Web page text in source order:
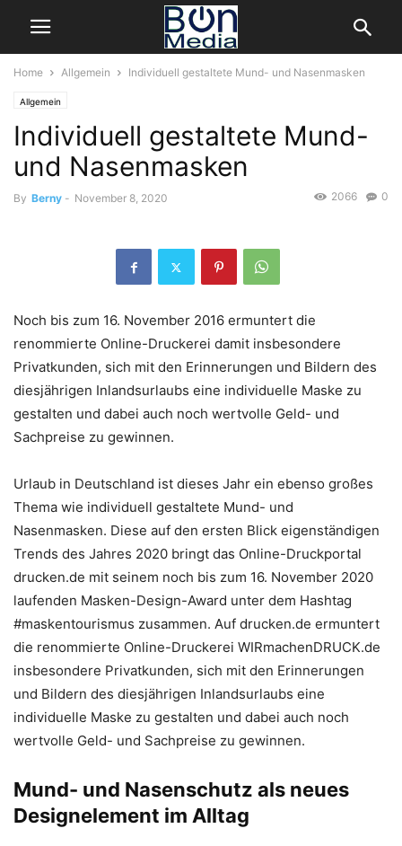
Home Allgemein Individuell gestaltete Mund- und Nasenmasken
Allgemein
Individuell gestaltete Mund-
und Nasenmasken
By Berny - November 8, 2020 0
2066
Noch bis zum 16. November 2016 ermuntert die
renommierte Online-Druckerei damit insbesondere
Privatkunden, sich mit den Erinnerungen und Bildern des
diesjährigen Inlandsurlaubs eine individuelle Maske zu
gestalten und dabei auch noch wertvolle Geld- und
Sachpreise zu gewinnen.
Urlaub in Deutschland ist dieses Jahr ein ebenso großes
Thema wie individuell gestaltete Mund- und
Nasenmasken. Diese auf den ersten Blick eigenständigen
Trends des Jahres 2020 bringt das Online-Druckportal
drucken.de mit seinem noch bis zum 16. November 2020
laufenden Masken-Design-Award unter dem Hashtag
#maskentourismus zusammen. Auf drucken.de ermuntert
die renommierte Online-Druckerei WIRmachenDRUCK.de
insbesondere Privatkunden, sich mit den Erinnerungen
und Bildern des diesjährigen Inlandsurlaubs eine
individuelle Maske zu gestalten und dabei auch noch
wertvolle Geld- und Sachpreise zu gewinnen.
Mund- und Nasenschutz als neues
Designelement im Alltag